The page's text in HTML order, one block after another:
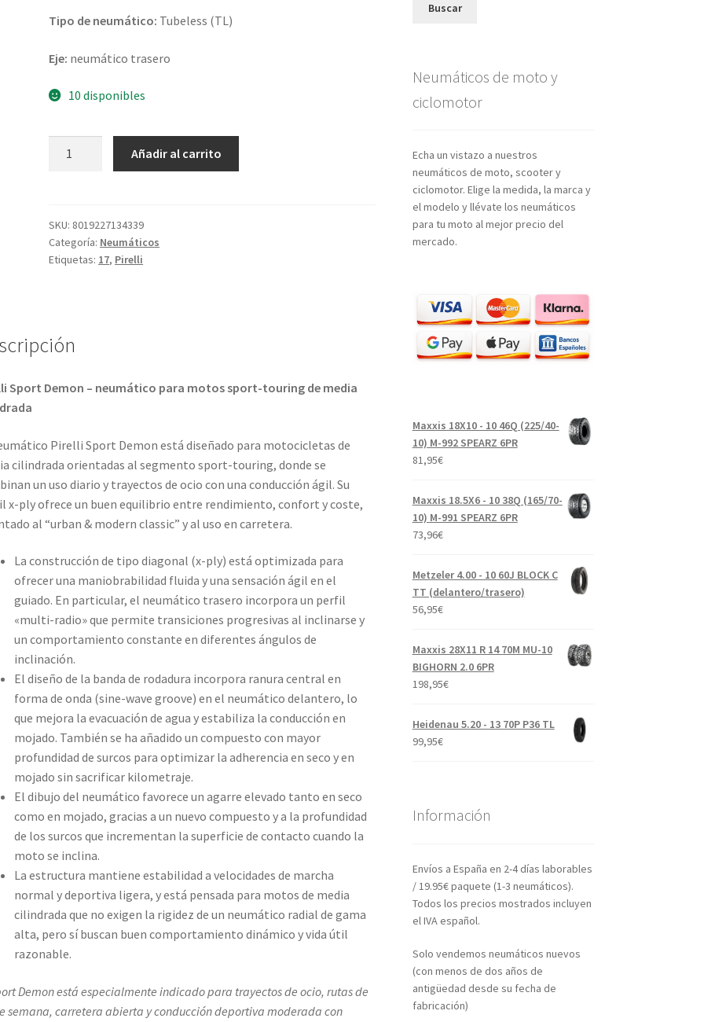
Tipo de neumático: Tubeless (TL)
Eje: neumático trasero
10 disponibles
-
17
69H
Añadir al carrito
SKU: 8019227134339
Categoría: Neumáticos
Etiquetas: 17, Pirelli
Sport Demon – neumático para motos sport-touring de media
Pirelli Sport Demon está diseñado para motocicletas de
cilindrada orientadas al segmento sport-touring, donde se
un uso diario y trayectos de ocio con una conducción ágil. Su
x-ply ofrece un buen equilibrio entre rendimiento, confort y coste,
al “urban & modern classic” y al uso en carretera.
La construcción de tipo diagonal (x-ply) está optimizada para
ofrecer una maniobrabilidad fluida y una sensación ágil en el
guiado. En particular, el neumático trasero incorpora un perfil
«multi-radio» que permite transiciones progresivas al inclinarse y
un comportamiento constante en diferentes ángulos de
inclinación.
El diseño de la banda de rodadura incorpora ranura central en
forma de onda (sine-wave groove) en el neumático delantero, lo
que mejora la evacuación de agua y estabiliza la conducción en
mojado. También se ha añadido un compuesto con mayor
profundidad de surcos para optimizar la adherencia en seco y en
mojado sin sacrificar kilometraje.
El dibujo del neumático favorece un agarre elevado tanto en seco
como en mojado, gracias a un nuevo compuesto y a la profundidad
de los surcos que incrementan la superficie de contacto cuando la
moto se inclina.
La estructura mantiene estabilidad a velocidades de marcha
normal y deportiva ligera, y está pensada para motos de media
cilindrada que no exigen la rigidez de un neumático radial de gama
alta, pero sí buscan buen comportamiento dinámico y vida útil
razonable.
Demon está especialmente indicado para trayectos de ocio, rutas de
semana, carretera abierta y conducción deportiva moderada con
Buscar
Neumáticos de moto y
ciclomotor
Echa un vistazo a nuestros
neumáticos de moto, scooter y
ciclomotor. Elige la medida, la marca y
el modelo y llévate los neumáticos
para tu moto al mejor precio del
mercado.
Maxxis 18X10 - 10 46Q (225/40-
10) M-992 SPEARZ 6PR
81,95€
Maxxis 18.5X6 - 10 38Q (165/70-
10) M-991 SPEARZ 6PR
73,96€
Metzeler 4.00 - 10 60J BLOCK C
TT (delantero/trasero)
56,95€
Maxxis 28X11 R 14 70M MU-10
BIGHORN 2.0 6PR
198,95€
Heidenau 5.20 - 13 70P P36 TL
99,95€
Información
Envíos a España en 2-4 días laborables
/ 19.95€ paquete (1-3 neumáticos).
Todos los precios mostrados incluyen
el IVA español.
Solo vendemos neumáticos nuevos
(con menos de dos años de
antigüedad desde su fecha de
fabricación)